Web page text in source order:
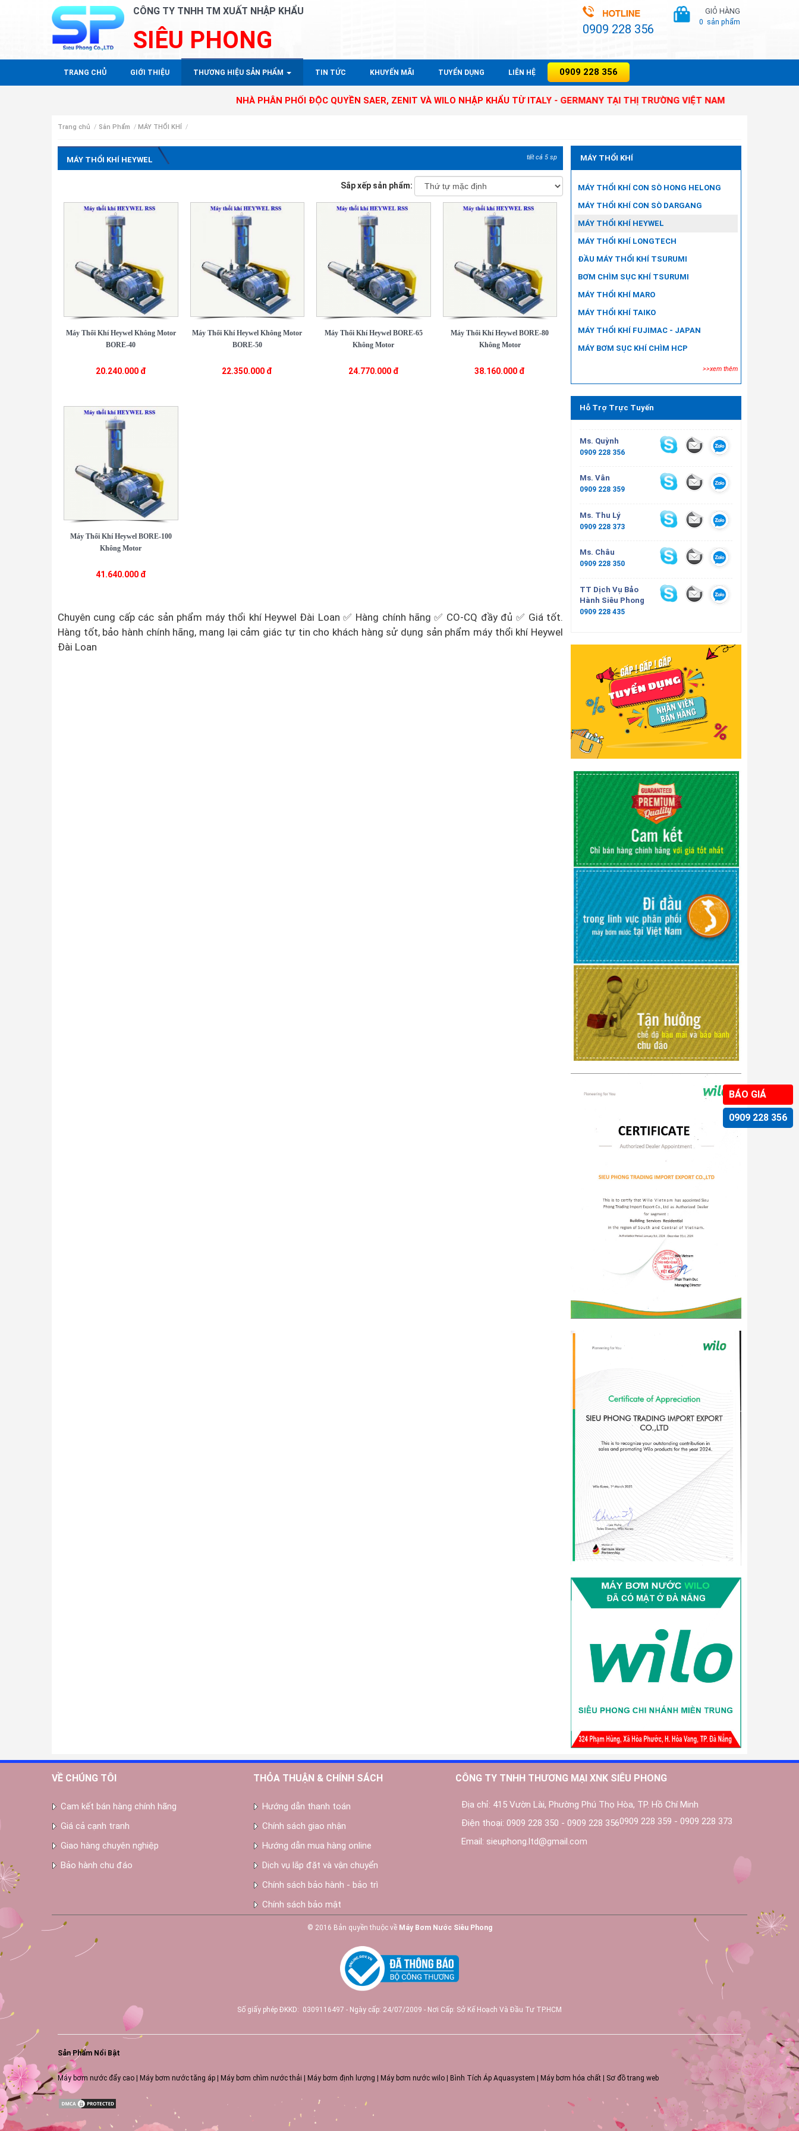
BÁO GIÁ
0909 228 356
CÔNG TY TNHH TM XUẤT NHẬP KHẨU
SIÊU PHONG 0909 228 356
GIỎ HÀNG
0 sản phẩm
TRANG CHỦ GIỚI THIỆU THƯƠNG HIỆU SẢN PHẨM TIN TỨC KHUYẾN MÃI TUYỂN DỤNG LIÊN HỆ 0909 228 356
NHÀ PHÂN PHỐI ĐỘC QUYỀN SAER, ZENIT VÀ WILO NHẬP KHẨU TỪ ITALY - GERMANY TẠI THỊ TRƯỜNG VIỆT NAM
Trang chủ / Sản Phẩm / MÁY THỔI KHÍ /
MÁY THỔI KHÍ HEYWEL tất cả 5 sp
Sắp xếp sản phẩm:
Máy Thổi Khí Heywel Không Motor
BORE-40
20.240.000 đ
Máy Thổi Khí Heywel Không Motor
BORE-50
22.350.000 đ
Máy Thổi Khí Heywel BORE-65
Không Motor
24.770.000 đ
Máy Thổi Khí Heywel BORE-80
Không Motor
38.160.000 đ
Máy Thổi Khí Heywel BORE-100
Không Motor
41.640.000 đ
Chuyên cung cấp các sản phẩm máy thổi khí Heywel Đài Loan ✅ Hàng chính hãng ✅ CO-CQ đầy đủ ✅ Giá tốt.
Hàng tốt, bảo hành chính hãng, mang lại cảm giác tự tin cho khách hàng sử dụng sản phẩm máy thổi khí Heywel
Đài Loan
MÁY THỔI KHÍ
MÁY THỔI KHÍ CON SÒ HONG HELONG
MÁY THỔI KHÍ CON SÒ DARGANG
MÁY THỔI KHÍ HEYWEL
MÁY THỔI KHÍ LONGTECH
ĐẦU MÁY THỔI KHÍ TSURUMI
BƠM CHÌM SỤC KHÍ TSURUMI
MÁY THỔI KHÍ MARO
MÁY THỔI KHÍ TAIKO
MÁY THỔI KHÍ FUJIMAC - JAPAN
MÁY BƠM SỤC KHÍ CHÌM HCP
>>xem thêm
Hỗ Trợ Trực Tuyến
Ms. Quỳnh
0909 228 356
Ms. Vân
0909 228 359
Ms. Thu Lý
0909 228 373
Ms. Châu
0909 228 350
TT Dịch Vụ Bảo
Hành Siêu Phong
0909 228 435
VỀ CHÚNG TÔI
Cam kết bán hàng chính hãng
Giá cả cạnh tranh
Giao hàng chuyên nghiệp
Bảo hành chu đáo
THỎA THUẬN & CHÍNH SÁCH
Hướng dẫn thanh toán
Chính sách giao nhận
Hướng dẫn mua hàng online
Dịch vụ lắp đặt và vận chuyển
Chính sách bảo hành - bảo trì
Chính sách bảo mật
CÔNG TY TNHH THƯƠNG MẠI XNK SIÊU PHONG
Địa chỉ: 415 Vườn Lài, Phường Phú Thọ Hòa, TP. Hồ Chí Minh
Điện thoại: 0909 228 350 - 0909 228 3560909 228 359 - 0909 228 373
Email: sieuphong.ltd@gmail.com
© 2016 Bản quyền thuộc về Máy Bơm Nước Siêu Phong
Số giấy phép ĐKKD: 0309116497 - Ngày cấp: 24/07/2009 - Nơi Cấp: Sở Kế Hoạch Và Đầu Tư TP.HCM
Sản Phẩm Nổi Bật
Máy bơm nước đẩy cao Máy bơm nước tăng áp Máy bơm chìm nước thải Máy bơm định lượng Máy bơm nước wilo Bình Tích Áp Aquasystem Máy bơm hóa chất Sơ đồ trang web